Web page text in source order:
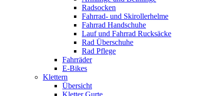
Radsocken
Fahrrad- und Skirollerhelme
Fahrrad Handschuhe
Lauf und Fahrrad Rucksäcke
Rad Überschuhe
Rad Pflege
Fahrräder
E-Bikes
Klettern
Übersicht
Kletter Gurte